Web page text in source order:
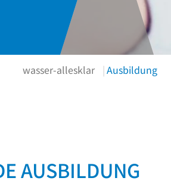
wasser-allesklar Ausbildung
AUSBILDUNG